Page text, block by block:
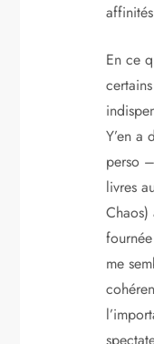
En ce
Y’en
perso
livres
Chaos)
me